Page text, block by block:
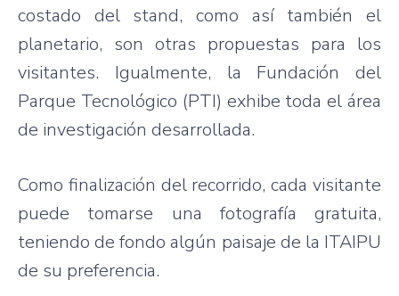
costado del stand, como así también el
planetario, son otras propuestas para los
visitantes. Igualmente, la Fundación del
Parque Tecnológico (PTI) exhibe toda el área
de investigación desarrollada.
Como finalización del recorrido, cada visitante
puede tomarse una fotografía gratuita,
teniendo de fondo algún paisaje de la ITAIPU
de su preferencia.